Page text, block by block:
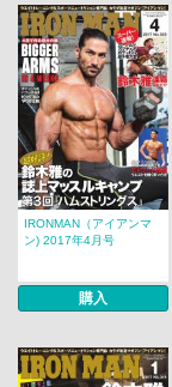
IRONMAN（アイアンマ
ン) 2017年4月号
購入